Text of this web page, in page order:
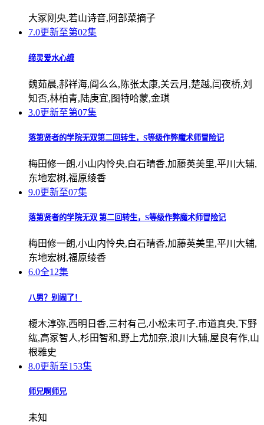
大冢刚央,若山诗音,阿部菜摘子
7.0更新至第02集
缔灵爱水心缠
魏茹晨,郝祥海,阎么么,陈张太康,关云月,楚越,闫夜桥,刘
知否,林柏青,陆庚宜,图特哈蒙,金琪
3.0更新至第07集
落第贤者的学院无双第二回转生，S等级作弊魔术师冒险记
梅田修一朗,小山内怜央,白石晴香,加藤英美里,平川大辅,
东地宏树,福原绫香
9.0更新至07集
落第贤者的学院无双 第二回转生，S等级作弊魔术师冒险记
梅田修一朗,小山内怜央,白石晴香,加藤英美里,平川大辅,
东地宏树,福原绫香
6.0全12集
八男？别闹了！
榎木淳弥,西明日香,三村有己,小松未可子,市道真央,下野
纮,高冢智人,杉田智和,野上尤加奈,浪川大辅,屋良有作,山
根雅史
8.0更新至153集
师兄啊师兄
未知